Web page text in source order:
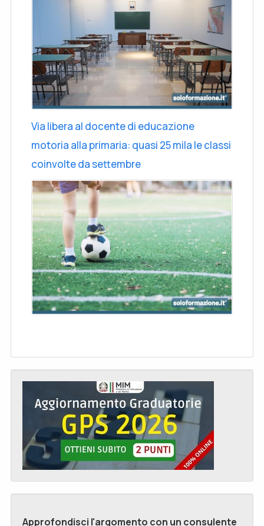
Via libera al docente di educazione
motoria alla primaria: quasi 25 mila le classi
coinvolte da settembre
Approfondisci l'argomento con un consulente